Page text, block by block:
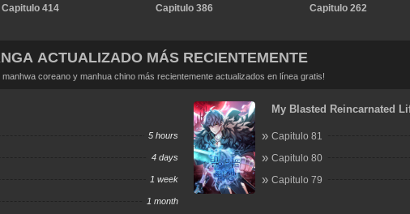
Capitulo 414 Capitulo 386 Capitulo 262
ACTUALIZADO MÁS RECIENTEMENTE
manhwa coreano y manhua chino más recientemente actualizados en línea gratis!
5 hours
4 days
1 week
1 month
My Blasted Reincarnated
Capitulo 81
Capitulo 80
Capitulo 79